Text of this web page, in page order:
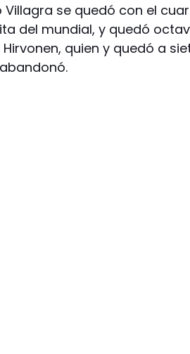
Villagra se quedó con el
del mundial, y quedó
quien y quedó a